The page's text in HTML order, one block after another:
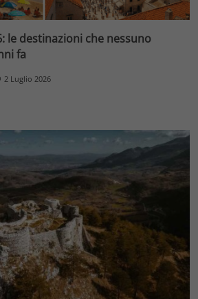
le destinazioni che nessuno
fa
2 Luglio 2026